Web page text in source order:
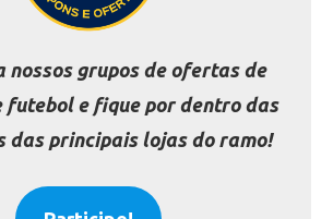
nossos grupos de ofertas de
futebol e fique por dentro das
das principais lojas do ramo!